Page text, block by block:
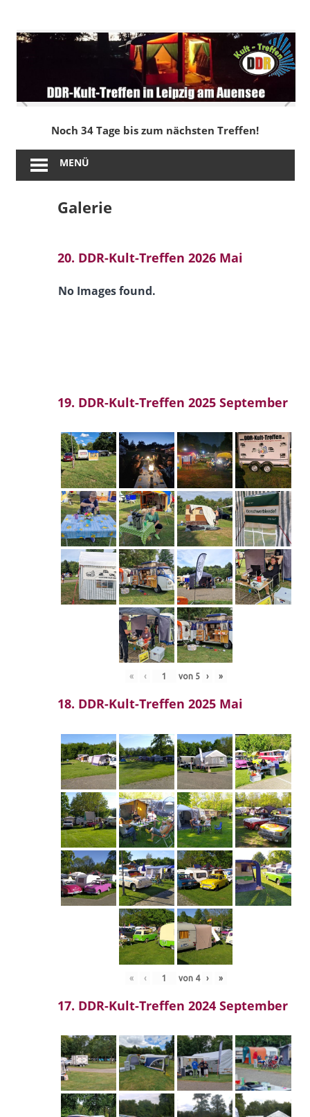
springen
DDR-
Kult-
Treffen
in
Leipzig
am
Noch 34 Tage bis zum nächsten Treffen!
MENÜ
Galerie
20. DDR-Kult-Treffen 2026 Mai
No Images found.
19. DDR-Kult-Treffen 2025 September
« ‹ von 5 › »
18. DDR-Kult-Treffen 2025 Mai
« ‹ von 4 › »
17. DDR-Kult-Treffen 2024 September